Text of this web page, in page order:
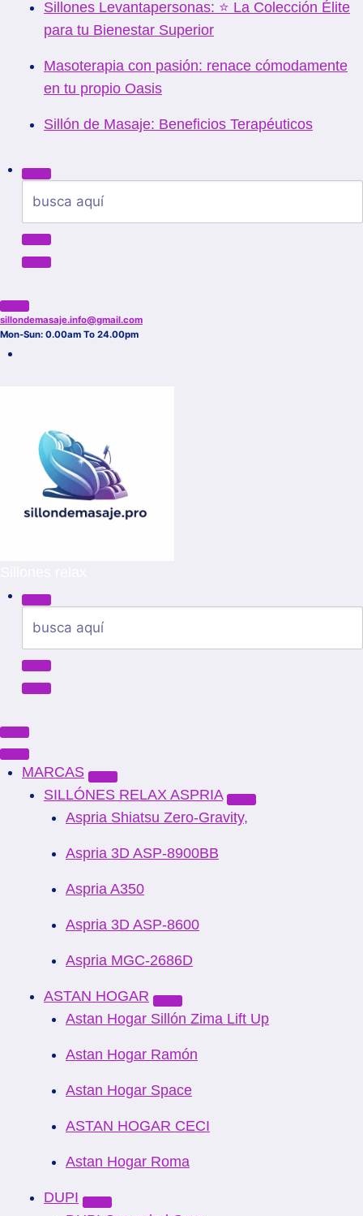
Sillones Levantapersonas: ⭐ La Colección Élite
para tu Bienestar Superior
Masoterapia con pasión: renace cómodamente
en tu propio Oasis
Sillón de Masaje: Beneficios Terapéuticos
sillondemasaje.info@gmail.com
Mon-Sun: 0.00am To 24.00pm
MARCAS
SILLÓNES RELAX ASPRIA
Aspria Shiatsu Zero-Gravity,
Aspria 3D ASP-8900BB
Aspria A350
Aspria 3D ASP-8600
Aspria MGC-2686D
ASTAN HOGAR
Astan Hogar Sillón Zima Lift Up
Astan Hogar Ramón
Astan Hogar Space
ASTAN HOGAR CECI
Astan Hogar Roma
DUPI